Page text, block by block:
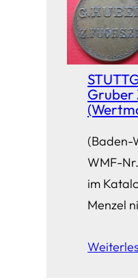
Gruber
(Baden-
WMF-
im
Menzel